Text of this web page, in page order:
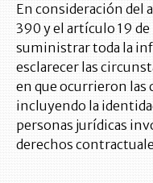
En consideración del
390 y el artículo 19 de
suministrar toda la
esclarecer las
en que ocurrieron las
incluyendo la
personas jurídicas
derechos